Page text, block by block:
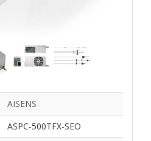
AISENS
ASPC-500TFX-SEO